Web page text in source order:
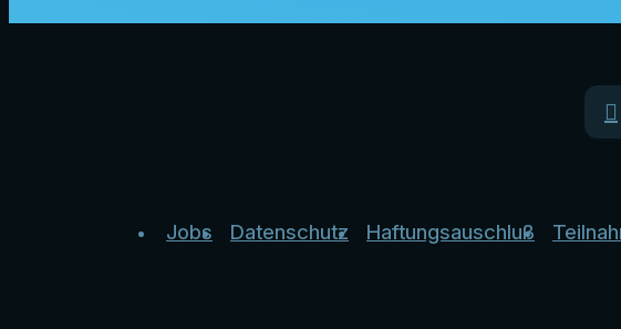
Jobs Datenschutz Haftungsauschluß